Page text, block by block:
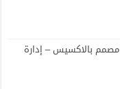
مصمم بالاكسيس – إدارة